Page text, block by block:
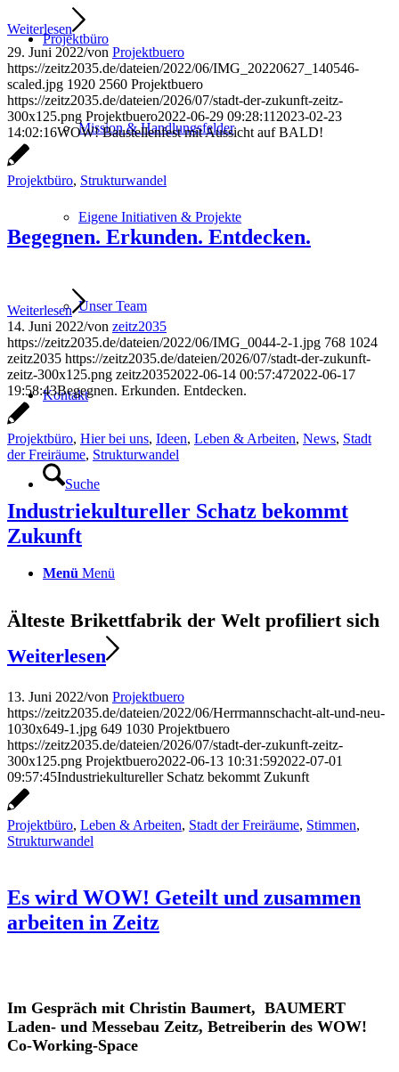
Projektbüro
Mission & Handlungsfelder
Eigene Initiativen & Projekte
Unser Team
Kontakt
Suche
Menü Menü
Weiterlesen
29. Juni 2022/von Projektbuero
https://zeitz2035.de/dateien/2022/06/IMG_20220627_140546-
scaled.jpg 1920 2560 Projektbuero
https://zeitz2035.de/dateien/2026/07/stadt-der-zukunft-zeitz-
300x125.png Projektbuero2022-06-29 09:28:11 2023-02-23
14:02:16WOW! Baustellenfest mit Aussicht auf BALD!
Projektbüro, Strukturwandel
Begegnen. Erkunden. Entdecken.
Weiterlesen
14. Juni 2022/von zeitz2035
https://zeitz2035.de/dateien/2022/06/IMG_0044-2-1.jpg 768 1024
zeitz2035 https://zeitz2035.de/dateien/2026/07/stadt-der-zukunft-
zeitz-300x125.png zeitz20352022-06-14 00:57:472022-06-17
19:58:43Begegnen. Erkunden. Entdecken.
Projektbüro, Hier bei uns, Ideen, Leben & Arbeiten, News, Stadt
der Freiräume, Strukturwandel
Industriekultureller Schatz bekommt
Zukunft
Älteste Brikettfabrik der Welt profiliert sich
Weiterlesen
13. Juni 2022/von Projektbuero
https://zeitz2035.de/dateien/2022/06/Herrmannschacht-alt-und-neu-
1030x649-1.jpg 649 1030 Projektbuero
https://zeitz2035.de/dateien/2026/07/stadt-der-zukunft-zeitz-
300x125.png Projektbuero2022-06-13 10:31:592022-07-01
09:57:45Industriekultureller Schatz bekommt Zukunft
Projektbüro, Leben & Arbeiten, Stadt der Freiräume, Stimmen,
Strukturwandel
Es wird WOW! Geteilt und zusammen
arbeiten in Zeitz
Im Gespräch mit Christin Baumert, BAUMERT
Laden- und Messebau Zeitz, Betreiberin des WOW!
Co-Working-Space